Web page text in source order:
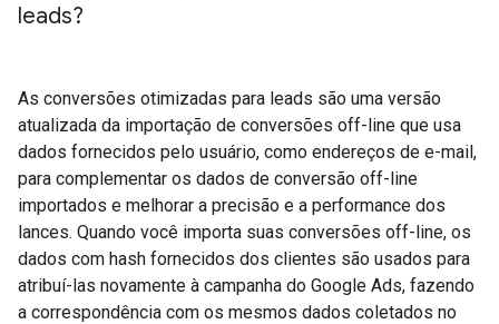
leads?
As conversões otimizadas para leads são uma versão
atualizada da importação de conversões off-line que usa
dados fornecidos pelo usuário, como endereços de e-mail,
para complementar os dados de conversão off-line
importados e melhorar a precisão e a performance dos
lances. Quando você importa suas conversões off-line, os
dados com hash fornecidos dos clientes são usados para
atribuí-las novamente à campanha do Google Ads, fazendo
a correspondência com os mesmos dados coletados no